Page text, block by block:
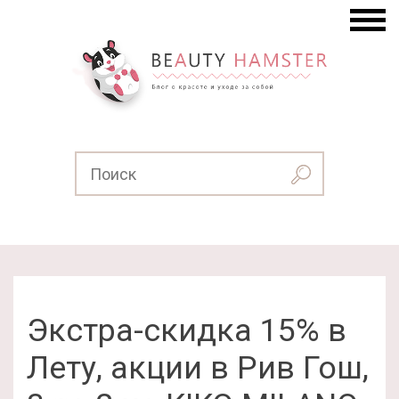
Экстра-скидка 15% в
Лету, акции в Рив Гош,